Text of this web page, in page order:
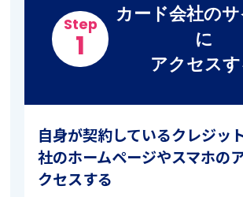
Step
1
カード会社の
に
アクセス
自身が契約しているクレジッ
社のホームページやスマホの
クセスする